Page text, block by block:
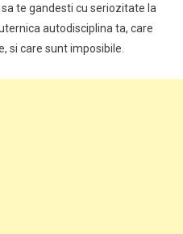
te gandesti cu seriozitate la
autodisciplina ta, care
si care sunt imposibile.